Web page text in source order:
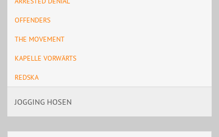
OFFENDERS
THE MOVEMENT
KAPELLE VORWÄRTS
REDSKA
JOGGING HOSEN